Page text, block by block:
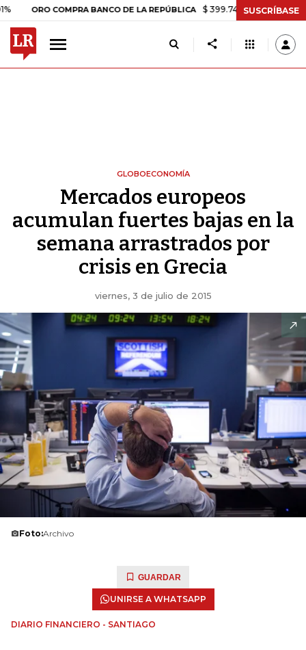
COMPRA BANCO DE LA REPÚBLICA $ 399.745,16 +$ 2.295,71 +0,58%
SUSCRÍBASE
GLOBOECONOMÍA
Mercados europeos
acumulan fuertes bajas en la
semana arrastrados por
crisis en Grecia
viernes, 3 de julio de 2015
Foto:Archivo
GUARDAR
UNIRSE A WHATSAPP
DIARIO FINANCIERO - SANTIAGO